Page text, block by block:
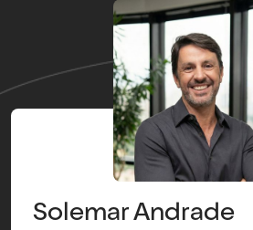
Solemar Andrade